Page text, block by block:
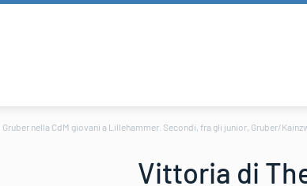
nella CdM giovani a Lillehammer. Secondi, fra gli junior, Gruber/
Vittoria di